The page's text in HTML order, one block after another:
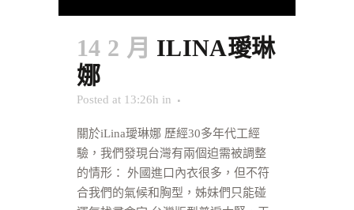
14 2 月 ILINA璦琳
娜
Posted at 13:26h in
關於iLina璦琳娜 歷經30多年代工經
驗，我們發現台灣有兩個迫需被調整
的情形： 外國進口內衣很多，但不符
合我們的氣候和胸型，姊妹們只能碰